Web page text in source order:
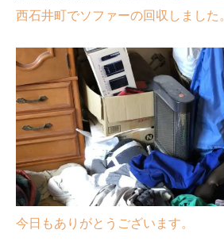
西石井町でソファーの回収しました。
今日もありがとうございます。